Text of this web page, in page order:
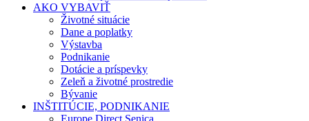
AKO VYBAVIŤ
Životné situácie
Dane a poplatky
Výstavba
Podnikanie
Dotácie a príspevky
Zeleň a životné prostredie
Bývanie
INŠTITÚCIE, PODNIKANIE